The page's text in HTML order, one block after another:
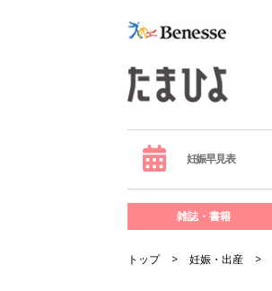
妊娠早見表
雑誌・書籍
トップ 妊娠・出産